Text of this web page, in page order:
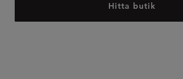
Hitta butik